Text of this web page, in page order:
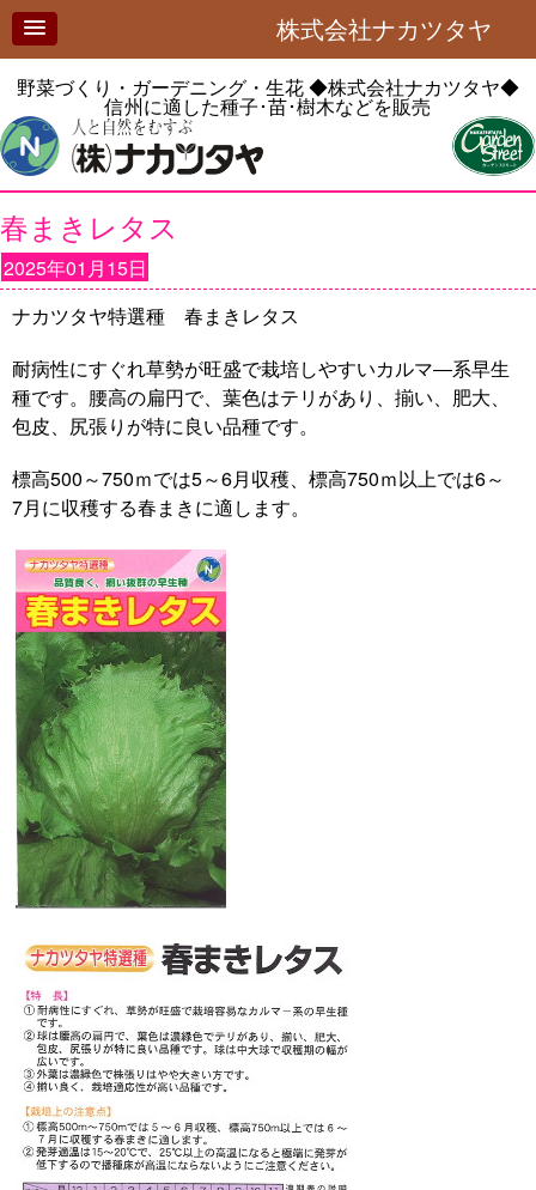
株式会社ナカツタヤ
野菜づくり・ガーデニング・生花◆株式会社ナカツタヤ◆
信州に適した種子･苗･樹木などを販売
春まきレタス
2025年01月15日
ナカツタヤ特選種 春まきレタス
耐病性にすぐれ草勢が旺盛で栽培しやすいカルマ―系早生
種です。腰高の扁円で、葉色はテリがあり、揃い、肥大、
包皮、尻張りが特に良い品種です。
標高500～750ｍでは5～6月収穫、標高750ｍ以上では6～
7月に収穫する春まきに適します。